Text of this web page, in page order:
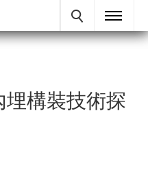
構裝技術探